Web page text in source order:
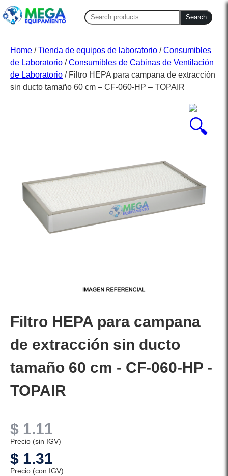
Search
for:
Search
Home /Tienda de equipos de laboratorio /Consumibles
de Laboratorio /Consumibles de Cabinas de Ventilación
de Laboratorio / Filtro HEPA para campana de extracción
sin ducto tamaño 60 cm – CF-060-HP – TOPAIR
Filtro HEPA para campana
de extracción sin ducto
tamaño 60 cm - CF-060-HP -
TOPAIR
$ 1.11
Precio (sin IGV)
$ 1.31
Precio (con IGV)